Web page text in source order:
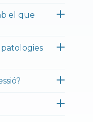
el que